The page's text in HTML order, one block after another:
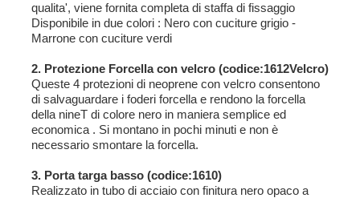
1xParafango posteriore NineT
Codice: 1697R
Più informazioni ...
qualita', viene fornita completa di staffa di fissaggio
Disponibile in due colori : Nero con cuciture grigio -
Marrone con cuciture verdi
2. Protezione Forcella con velcro (codice:1612Velcro)
Queste 4 protezioni di neoprene con velcro consentono
di salvaguardare i foderi forcella e rendono la forcella
della nineT di colore nero in maniera semplice ed
economica . Si montano in pochi minuti e non è
necessario smontare la forcella.
3. Porta targa basso (codice:1610)
Realizzato in tubo di acciaio con finitura nero opaco a